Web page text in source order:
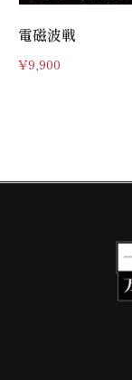
電磁波戦
¥9,900